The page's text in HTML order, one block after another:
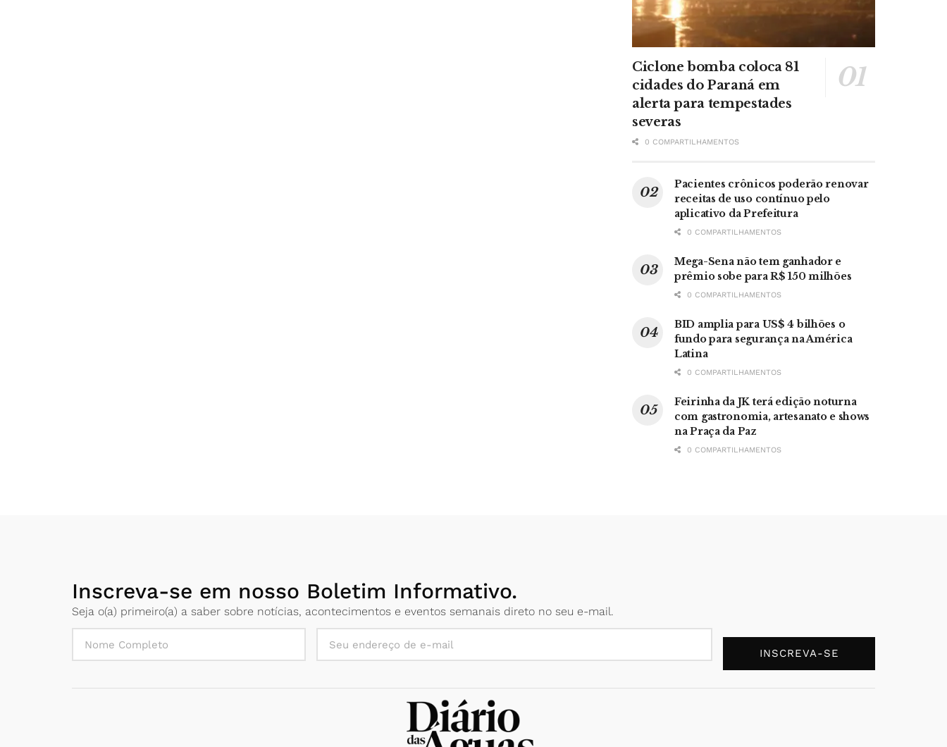
Ciclone bomba coloca 81
cidades do Paraná em
alerta para tempestades
severas
0 COMPARTILHAMENTOS
Pacientes crônicos poderão renovar
receitas de uso contínuo pelo
aplicativo da Prefeitura
0 COMPARTILHAMENTOS
Mega-Sena não tem ganhador e
prêmio sobe para R$ 150 milhões
0 COMPARTILHAMENTOS
BID amplia para US$ 4 bilhões o
fundo para segurança na América
Latina
0 COMPARTILHAMENTOS
Feirinha da JK terá edição noturna
com gastronomia, artesanato e shows
na Praça da Paz
0 COMPARTILHAMENTOS
Inscreva-se em nosso Boletim Informativo.
Seja o(a) primeiro(a) a saber sobre notícias, acontecimentos e eventos semanais direto no seu e-mail.
INSCREVA-SE